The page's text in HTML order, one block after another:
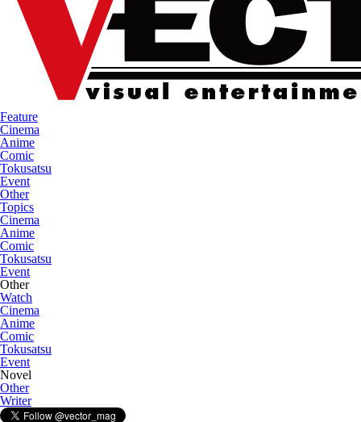
Feature
Cinema
Anime
Comic
Tokusatsu
Event
Other
Topics
Cinema
Anime
Comic
Tokusatsu
Event
Other
Watch
Cinema
Anime
Comic
Tokusatsu
Event
Novel
Other
Writer